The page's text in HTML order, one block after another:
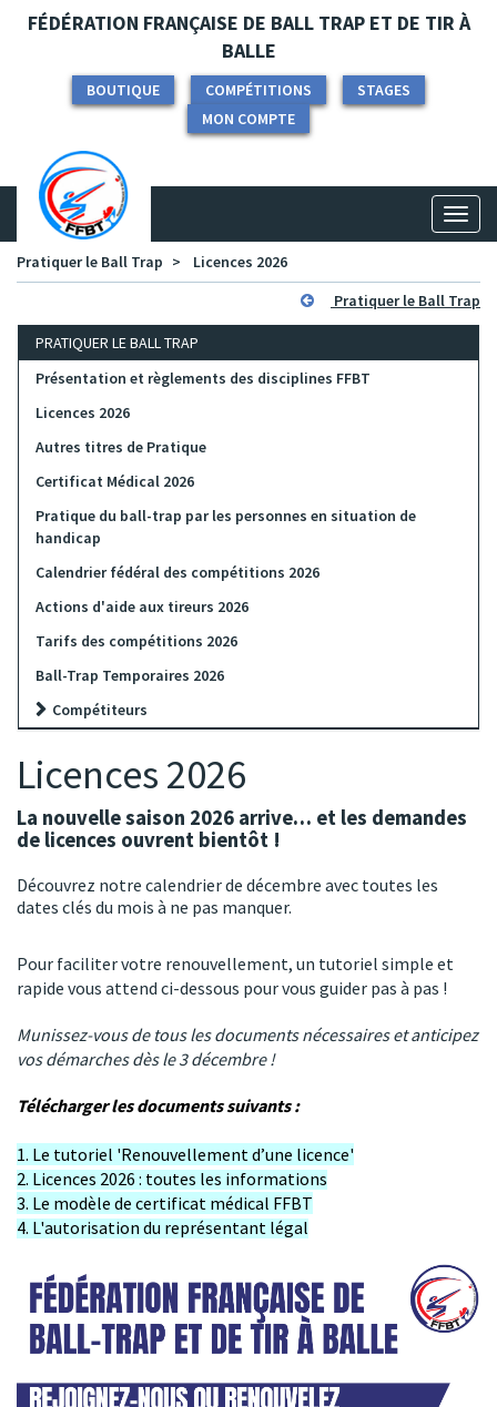
Panneau de gestion des cookies
FÉDÉRATION FRANÇAISE DE BALL TRAP ET DE TIR À
BALLE
BOUTIQUE COMPÉTITIONS
STAGES
MON COMPTE
Pratiquer le Ball Trap
Licences 2026
Pratiquer le Ball Trap
PRATIQUER LE BALL TRAP
Présentation et règlements des disciplines FFBT
Licences 2026
Autres titres de Pratique
Certificat Médical 2026
Pratique du ball-trap par les personnes en situation de
handicap
Calendrier fédéral des compétitions 2026
Actions d'aide aux tireurs 2026
Tarifs des compétitions 2026
Ball-Trap Temporaires 2026
Compétiteurs
Licences 2026
La nouvelle saison 2026 arrive… et les demandes
de licences ouvrent bientôt !
Découvrez notre calendrier de décembre avec toutes les
dates clés du mois à ne pas manquer.
Pour faciliter votre renouvellement, un tutoriel simple et
rapide vous attend ci-dessous pour vous guider pas à pas !
Munissez-vous de tous les documents nécessaires et anticipez
vos démarches dès le 3 décembre !
Télécharger les documents suivants :
1. Le tutoriel 'Renouvellement d’une licence'
2. Licences 2026 : toutes les informations
3. Le modèle de certificat médical FFBT
4. L'autorisation du représentant légal